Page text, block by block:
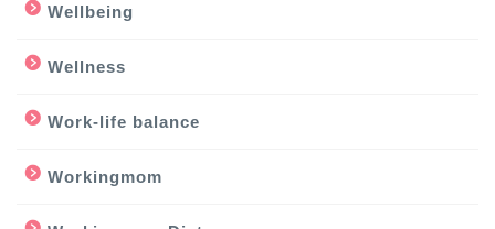
Wellbeing
Wellness
Work-life balance
Workingmom